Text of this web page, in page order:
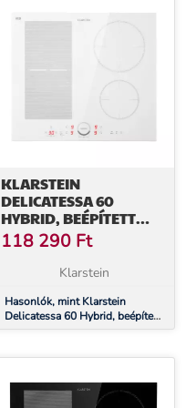
KLARSTEIN
DELICATESSA 60
HYBRID, BEÉPÍTETT
INDUKCIÓS FŐZŐLAP,
7000 W, 4 ZÓNA
118 290 Ft
Klarstein
Hasonlók, mint Klarstein
Delicatessa 60 Hybrid, beépített
indukciós főzőlap, 7000 W, 4